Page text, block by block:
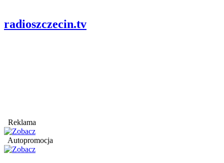
radioszczecin.tv
Reklama
Autopromocja